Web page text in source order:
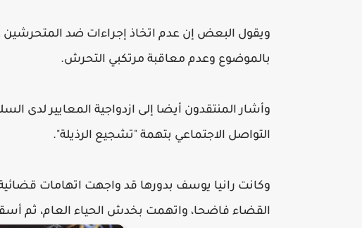
ويقول البعض إن عدم اتخاذ إجراءات ضد
بالموضوع وعدم معاقبة مرتكبي التحرش.
وأشار المنتقدون أيضا إلى ازدواجية المعايير لدى
التواصل الاجتماعي بتهمة "تشجيع الرذيلة".
وكانت رانيا يوسف بدورها قد واجهت اتهامات
القضاء فاضحا، واتهمت بخدش الحياء العام، ثم